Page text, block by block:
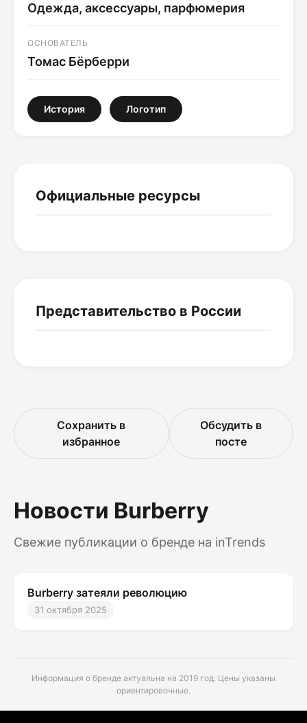
Одежда, аксессуары, парфюмерия
ОСНОВАТЕЛЬ
Томас Бёрберри
История Логотип
Официальные ресурсы
Представительство в России
Сохранить в
избранное
Обсудить в
посте
Новости Burberry
Свежие публикации о бренде на inTrends
Burberry затеяли революцию
31 октября 2025
Информация о бренде актуальна на 2019 год. Цены указаны
ориентировочные.